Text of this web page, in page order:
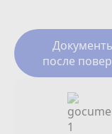
Бонусы
Официальный
защита от
после